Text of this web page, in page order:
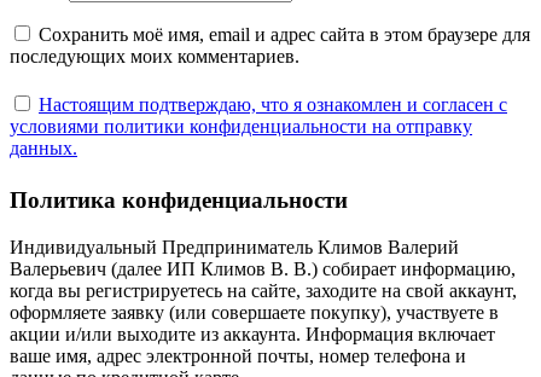
Сохранить моё имя, email и адрес сайта в этом браузере для
последующих моих комментариев.
Настоящим подтверждаю, что я ознакомлен и согласен с
условиями политики конфиденциальности на отправку
данных.
Политика конфиденциальности
Индивидуальный Предприниматель Климов Валерий
Валерьевич (далее ИП Климов В. В.) собирает информацию,
когда вы регистрируетесь на сайте, заходите на свой аккаунт,
оформляете заявку (или совершаете покупку), участвуете в
акции и/или выходите из аккаунта. Информация включает
ваше имя, адрес электронной почты, номер телефона и